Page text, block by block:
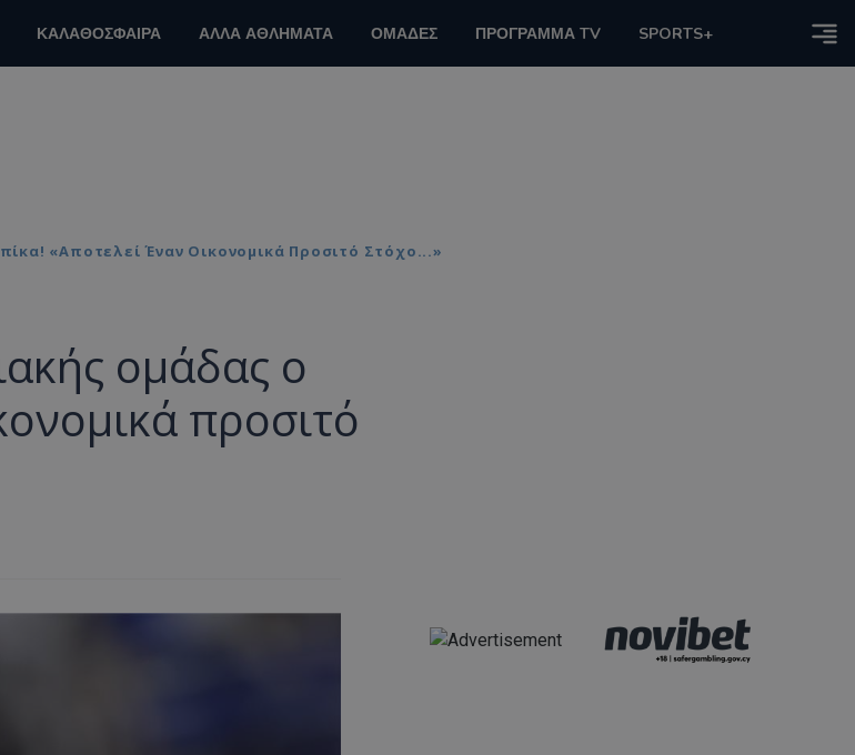
ΚΑΛΑΘΟΣΦΑΙΡΑ ΑΛΛΑ ΑΘΛΗΜΑΤΑ ΟΜΑΔΕΣ ΠΡΟΓΡΑΜΜΑ TV SPORTS+
«Αποτελεί Έναν Οικονομικά Προσιτό Στόχο...»
ομάδας ο
προσιτό